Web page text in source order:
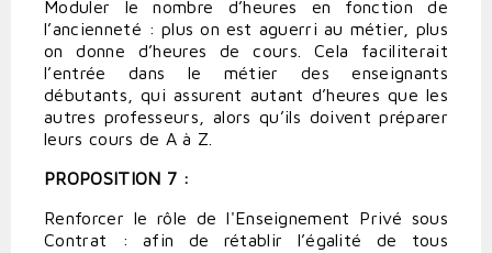
Moduler le nombre d’heures en fonction de
l’ancienneté : plus on est aguerri au métier, plus
on donne d’heures de cours. Cela faciliterait
l’entrée dans le métier des enseignants
débutants, qui assurent autant d’heures que les
autres professeurs, alors qu’ils doivent préparer
leurs cours de A à Z.
PROPOSITION 7 :
Renforcer le rôle de l'Enseignement Privé sous
Contrat : afin de rétablir l’égalité de tous